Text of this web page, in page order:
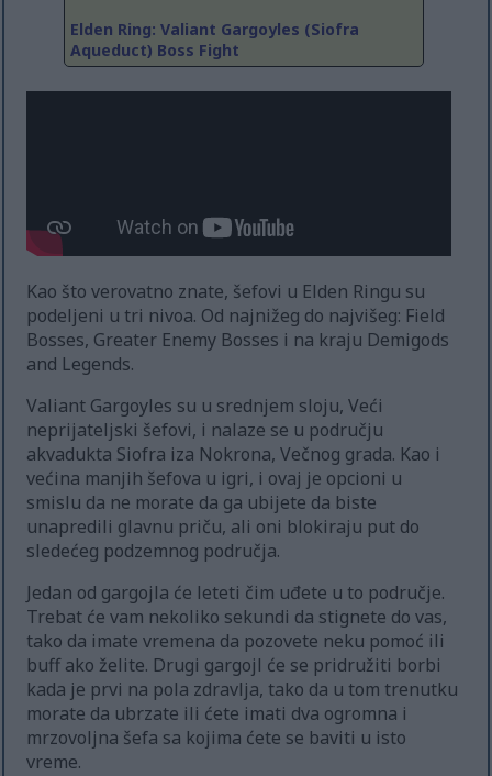
Elden Ring: Valiant Gargoyles (Siofra
Aqueduct) Boss Fight
Kao što verovatno znate, šefovi u Elden Ringu su
podeljeni u tri nivoa. Od najnižeg do najvišeg: Field
Bosses, Greater Enemy Bosses i na kraju Demigods
and Legends.
Valiant Gargoyles su u srednjem sloju, Veći
neprijateljski šefovi, i nalaze se u području
akvadukta Siofra iza Nokrona, Večnog grada. Kao i
većina manjih šefova u igri, i ovaj je opcioni u
smislu da ne morate da ga ubijete da biste
unapredili glavnu priču, ali oni blokiraju put do
sledećeg podzemnog područja.
Jedan od gargojla će leteti čim uđete u to područje.
Trebat će vam nekoliko sekundi da stignete do vas,
tako da imate vremena da pozovete neku pomoć ili
buff ako želite. Drugi gargojl će se pridružiti borbi
kada je prvi na pola zdravlja, tako da u tom trenutku
morate da ubrzate ili ćete imati dva ogromna i
mrzovoljna šefa sa kojima ćete se baviti u isto
vreme.